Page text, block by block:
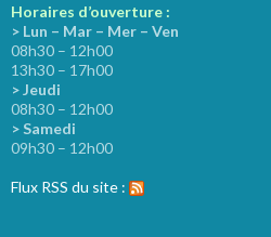
Horaires d’ouverture :
> Lun – Mar – Mer – Ven
08h30 – 12h00
13h30 – 17h00
> Jeudi
08h30 – 12h00
> Samedi
09h30 – 12h00
Flux RSS du site :